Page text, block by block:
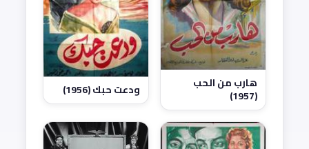
هارب من الحب
(1957) ودعت حبك (1956)